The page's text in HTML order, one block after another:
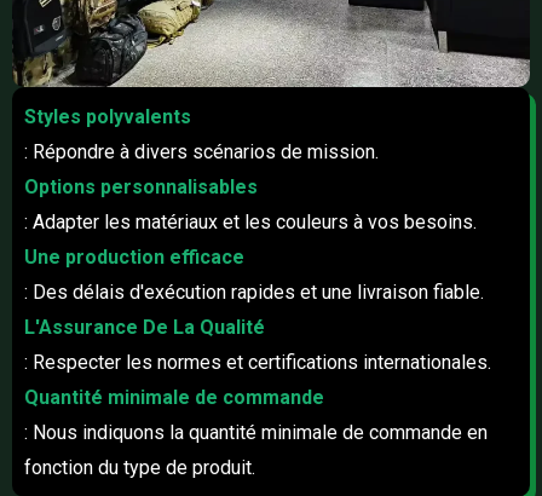
Styles polyvalents
: Répondre à divers scénarios de mission.
Options personnalisables
: Adapter les matériaux et les couleurs à vos besoins.
Une production efficace
: Des délais d'exécution rapides et une livraison fiable.
L'Assurance De La Qualité
: Respecter les normes et certifications internationales.
Quantité minimale de commande
: Nous indiquons la quantité minimale de commande en
fonction du type de produit.